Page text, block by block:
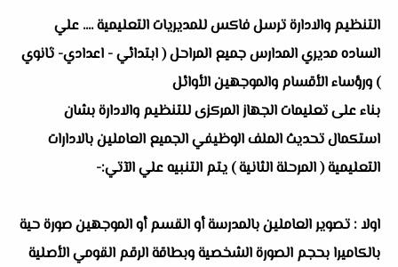
التنظيم والادارة ترسل فاكس للمديريات التعليمية .... علي
الساده مديري المدارس جميع المراحل ( ابتدائي - اعدادي- ثانوي
) ورؤساء الأقسام والموجهين الأوائل
بناء على تعليمات الجهاز المركزى للتنظيم والادارة بشان
استكمال تحديث الملف الوظيفي الجميع العاملين بالادارات
التعليمية ( المرحلة الثانية ) يتم التنبيه علي الآتي:-
اولا : تصوير العاملين بالمدرسة أو القسم أو الموجهين صورة حية
بالكاميرا بحجم الصورة الشخصية وبطاقة الرقم القومي الأصلية